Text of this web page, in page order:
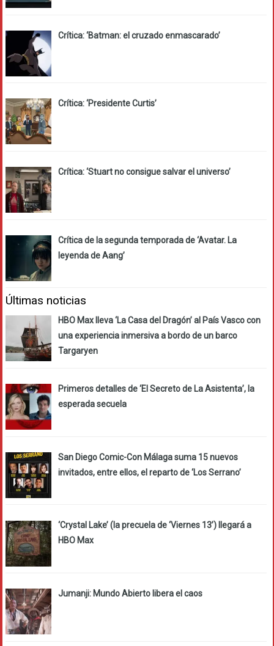
Crítica: ‘Batman: el cruzado enmascarado’
Crítica: ‘Presidente Curtis’
Crítica: ‘Stuart no consigue salvar el universo’
Crítica de la segunda temporada de ‘Avatar. La
leyenda de Aang’
Últimas noticias
HBO Max lleva ‘La Casa del Dragón’ al País Vasco con
una experiencia inmersiva a bordo de un barco
Targaryen
Primeros detalles de ‘El Secreto de La Asistenta’, la
esperada secuela
San Diego Comic-Con Málaga suma 15 nuevos
invitados, entre ellos, el reparto de ‘Los Serrano’
‘Crystal Lake’ (la precuela de ‘Viernes 13’) llegará a
HBO Max
Jumanji: Mundo Abierto libera el caos